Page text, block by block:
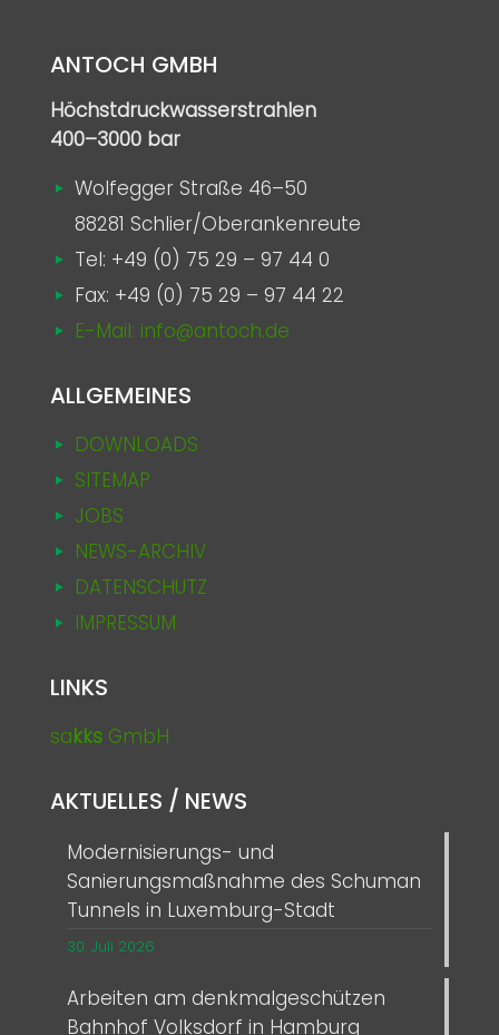
ANTOCH GMBH
Höchstdruckwasserstrahlen
400–3000 bar
Wolfegger Straße 46–50
88281 Schlier/Oberankenreute
Tel: +49 (0) 75 29 – 97 44 0
Fax: +49 (0) 75 29 – 97 44 22
E-Mail: info@antoch.de
ALLGEMEINES
DOWNLOADS
SITEMAP
JOBS
NEWS-ARCHIV
DATENSCHUTZ
IMPRESSUM
LINKS
sakks GmbH
AKTUELLES / NEWS
Modernisierungs- und
Sanierungsmaßnahme des Schuman
Tunnels in Luxemburg-Stadt
30. Juli 2026
Arbeiten am denkmalgeschützen
Bahnhof Volksdorf in Hamburg